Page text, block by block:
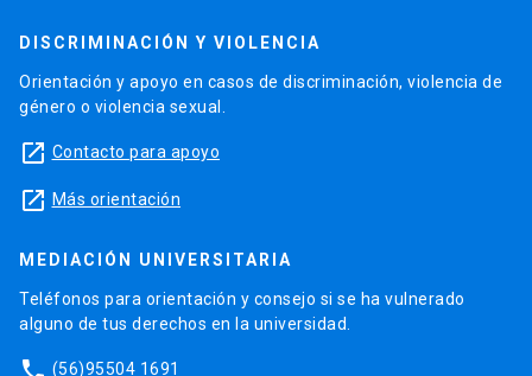
DISCRIMINACIÓN Y VIOLENCIA
Orientación y apoyo en casos de discriminación, violencia de
género o violencia sexual.
launch Contacto para apoyo
launch Más orientación
MEDIACIÓN UNIVERSITARIA
Teléfonos para orientación y consejo si se ha vulnerado
alguno de tus derechos en la universidad.
(56)95504 1691